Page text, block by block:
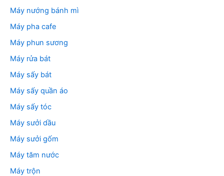
Máy nướng bánh mì
Máy pha cafe
Máy phun sương
Máy rửa bát
Máy sấy bát
Máy sấy quần áo
Máy sấy tóc
Máy sưởi dầu
Máy sưởi gốm
Máy tăm nước
Máy trộn